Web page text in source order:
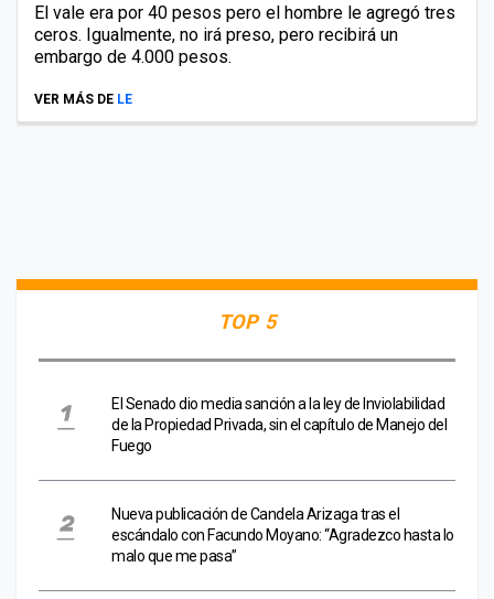
El vale era por 40 pesos pero el hombre le agregó tres
ceros. Igualmente, no irá preso, pero recibirá un
embargo de 4.000 pesos.
VER MÁS DE LE
TOP 5
El Senado dio media sanción a la ley de Inviolabilidad
de la Propiedad Privada, sin el capítulo de Manejo del
Fuego
Nueva publicación de Candela Arizaga tras el
escándalo con Facundo Moyano: “Agradezco hasta lo
malo que me pasa”